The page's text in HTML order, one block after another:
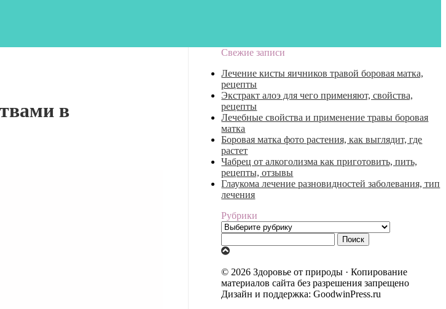
в
Свежие записи
Лечение кисты яичников травой боровая матка,
рецепты
Экстракт алоэ для чего применяют, свойства,
рецепты
Лечебные свойства и применение травы боровая
матка
Боровая матка фото растения, как выглядит, где
растет
Чабрец от алкоголизма как приготовить, пить,
рецепты, отзывы
Глаукома лечение разновидностей заболевания, тип
лечения
Рубрики
Рубрики
© 2026 Здоровье от природы · Копирование
материалов сайта без разрешения запрещено
Дизайн и поддержка: GoodwinPress.ru